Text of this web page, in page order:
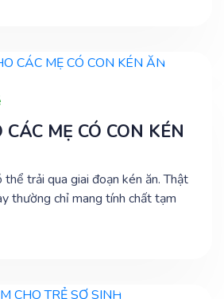
CÁC MẸ CÓ CON KÉN
trải qua giai đoạn kén ăn. Thật
thường chỉ mang tính chất tạm